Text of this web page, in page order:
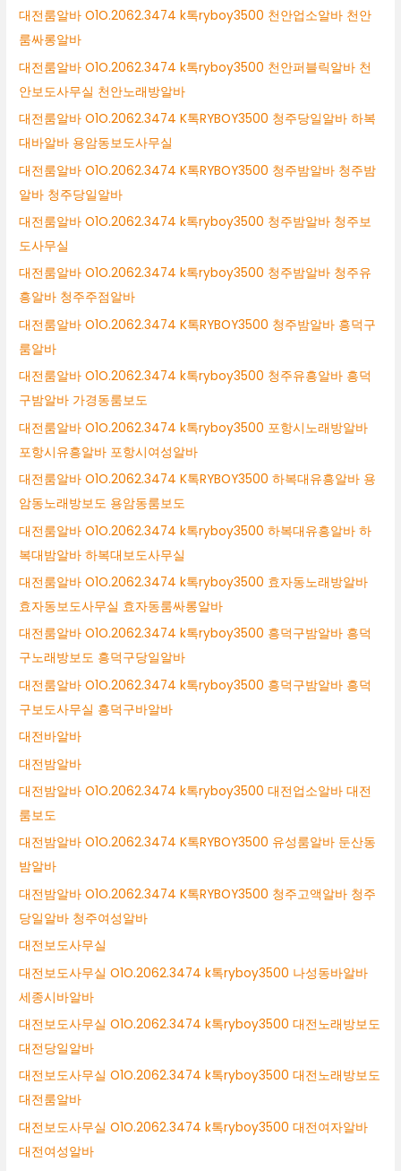
대전룸알바 O1O.2062.3474 k톡ryboy3500 천안업소알바 천안
룸싸롱알바
대전룸알바 O1O.2062.3474 k톡ryboy3500 천안퍼블릭알바 천
안보도사무실 천안노래방알바
대전룸알바 O1O.2062.3474 K톡RYBOY3500 청주당일알바 하복
대바알바 용암동보도사무실
대전룸알바 O1O.2062.3474 K톡RYBOY3500 청주밤알바 청주밤
알바 청주당일알바
대전룸알바 O1O.2062.3474 k톡ryboy3500 청주밤알바 청주보
도사무실
대전룸알바 O1O.2062.3474 k톡ryboy3500 청주밤알바 청주유
흥알바 청주주점알바
대전룸알바 O1O.2062.3474 K톡RYBOY3500 청주밤알바 흥덕구
룸알바
대전룸알바 O1O.2062.3474 k톡ryboy3500 청주유흥알바 흥덕
구밤알바 가경동룸보도
대전룸알바 O1O.2062.3474 k톡ryboy3500 포항시노래방알바
포항시유흥알바 포항시여성알바
대전룸알바 O1O.2062.3474 K톡RYBOY3500 하복대유흥알바 용
암동노래방보도 용암동룸보도
대전룸알바 O1O.2062.3474 k톡ryboy3500 하복대유흥알바 하
복대밤알바 하복대보도사무실
대전룸알바 O1O.2062.3474 k톡ryboy3500 효자동노래방알바
효자동보도사무실 효자동룸싸롱알바
대전룸알바 O1O.2062.3474 k톡ryboy3500 흥덕구밤알바 흥덕
구노래방보도 흥덕구당일알바
대전룸알바 O1O.2062.3474 k톡ryboy3500 흥덕구밤알바 흥덕
구보도사무실 흥덕구바알바
대전바알바
대전밤알바
대전밤알바 O1O.2062.3474 k톡ryboy3500 대전업소알바 대전
룸보도
대전밤알바 O1O.2062.3474 K톡RYBOY3500 유성룸알바 둔산동
밤알바
대전밤알바 O1O.2062.3474 K톡RYBOY3500 청주고액알바 청주
당일알바 청주여성알바
대전보도사무실
대전보도사무실 O1O.2062.3474 k톡ryboy3500 나성동바알바
세종시바알바
대전보도사무실 O1O.2062.3474 k톡ryboy3500 대전노래방보도
대전당일알바
대전보도사무실 O1O.2062.3474 k톡ryboy3500 대전노래방보도
대전룸알바
대전보도사무실 O1O.2062.3474 k톡ryboy3500 대전여자알바
대전여성알바